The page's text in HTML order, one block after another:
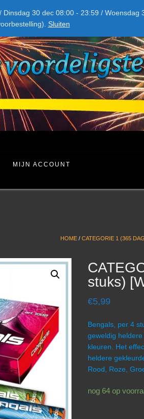
30 dec 08:00 - 23:59 /
Sluiten
MIJN ACCOUNT
HOME / CATEGORIE 1 (365
stuks)
€5,99
Bengals, per 4
geweldig
kleuren. Het
heldere
Rood, Roze,
nog 64 op